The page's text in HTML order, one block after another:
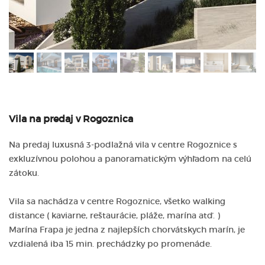
Vila na predaj v Rogoznica
Na predaj luxusná 3-podlažná vila v centre Rogoznice s
exkluzívnou polohou a panoramatickým výhľadom na celú
zátoku.
Vila sa nachádza v centre Rogoznice, všetko walking
distance ( kaviarne, reštaurácie, pláže, marína atď. )
Marína Frapa je jedna z najlepších chorvátskych marín, je
vzdialená iba 15 min. prechádzky po promenáde.